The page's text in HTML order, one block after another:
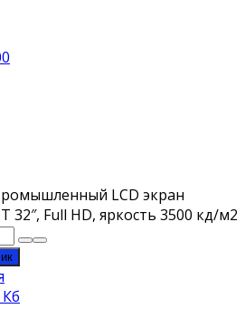
LCD экран
32″, Full HD, яркость 3500 кд/м2